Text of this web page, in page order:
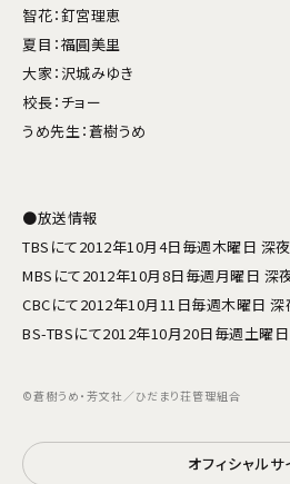
智花：釘宮理恵
夏目：福圓美里
大家：沢城みゆき
校長：チョー
うめ先生：蒼樹うめ
●放送情報
TBSにて2012年10月4日毎週木曜日 深
MBSにて2012年10月8日毎週月曜日 深
CBCにて2012年10月11日毎週木曜日 深
BS-TBSにて2012年10月20日毎週土曜
©蒼樹うめ・芳文社／ひだまり荘管理組合
オフィシャルサ